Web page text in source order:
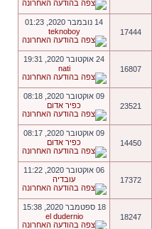
17444
14 נובמבר 2020, 01:23
teknoboy
16807
24 אוקטובר 2020, 19:31
nati
23521
09 אוקטובר 2020, 08:18
כפיר אדום
14450
09 אוקטובר 2020, 08:17
כפיר אדום
17372
06 אוקטובר 2020, 11:22
עובדיה
18247
18 ספטמבר 2020, 15:38
el dudernio